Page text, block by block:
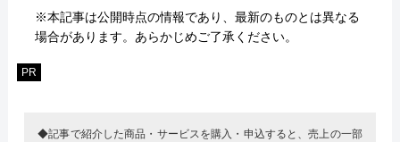
※本記事は公開時点の情報であり、最新のものとは異なる
場合があります。あらかじめご了承ください。
PR
◆記事で紹介した商品・サービスを購入・申込すると、売上の一部